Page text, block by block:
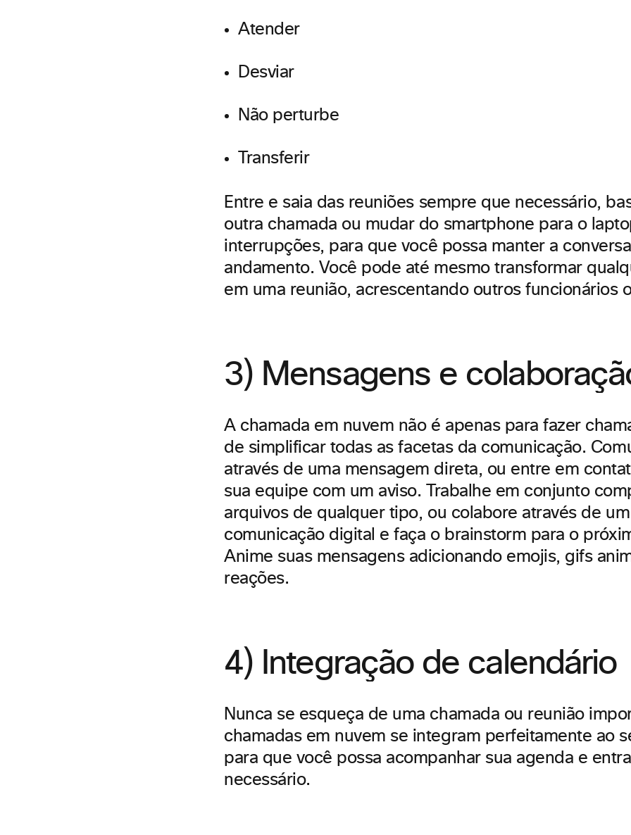
Atender
Desviar
Não perturbe
Transferir
Entre e saia das reuniões sempre que necessário,
outra chamada ou mudar do smartphone para o
interrupções, para que você possa manter a
andamento. Você pode até mesmo transformar
em uma reunião, acrescentando outros funcionários
3) Mensagens e
A chamada em nuvem não é apenas para fazer
de simplificar todas as facetas da comunicação.
através de uma mensagem direta, ou entre em
sua equipe com um aviso. Trabalhe em conjunto
arquivos de qualquer tipo, ou colabore através de
comunicação digital e faça o brainstorm para o
Anime suas mensagens adicionando emojis, gifs
reações.
4) Integração de calendário
Nunca se esqueça de uma chamada ou reunião
chamadas em nuvem se integram perfeitamente ao
para que você possa acompanhar sua agenda e
necessário.